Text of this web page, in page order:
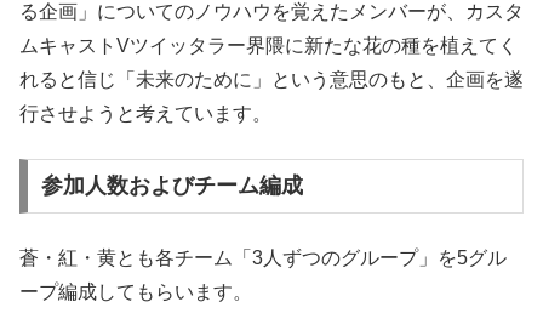
る企画」についてのノウハウを覚えたメンバーが、カスタ
ムキャストVツイッタラー界隈に新たな花の種を植えてく
れると信じ「未来のために」という意思のもと、企画を遂
行させようと考えています。
参加人数およびチーム編成
蒼・紅・黄とも各チーム「3人ずつのグループ」を5グル
ープ編成してもらいます。